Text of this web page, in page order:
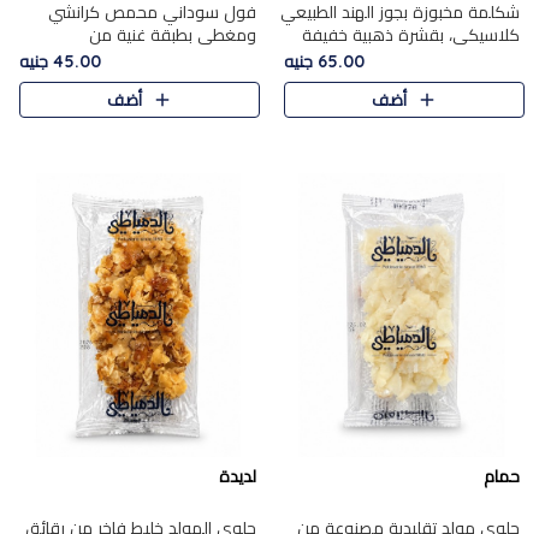
شكلمة مخبوزة بجوز الهند الطبيعي
كلاسيكي، بقشرة ذهبية خفيفة
وقلب طري رطب يذوب في الفم،
تمنحك المذاق الشرقي الحلو الأصيل
التقليدي في كل لقمة.
65.00 جنيه
أضف
فول سوداني محمص كرانشي
ومغطى بطبقة غنية من
الشوكولاتة، يجمع بين طعم
القرمشة الأصيلة الكلاسكيكية
التقليدية للفول السوداني وحلاوة
45.00 جنيه
أضف
حمام
حلوى مولد تقليدية مصنوعة من
لديدة
حلوى المولد خليط فاخر من رقائق